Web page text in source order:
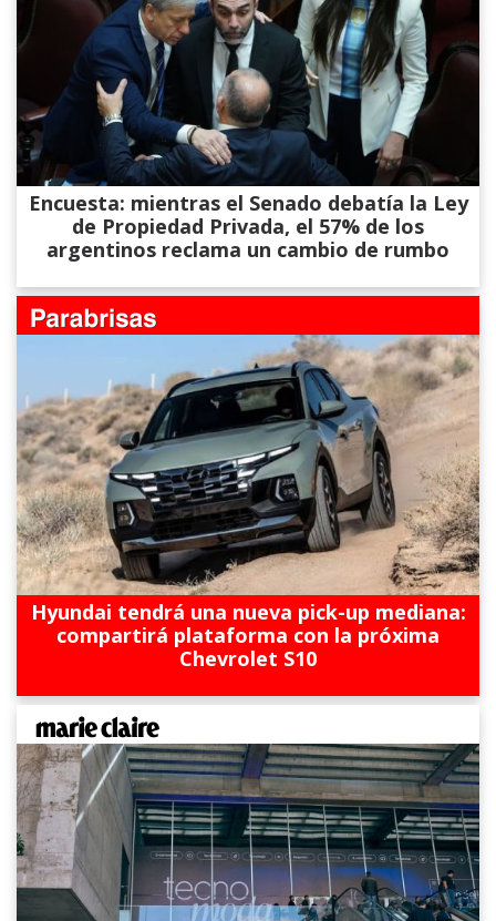
Encuesta: mientras el Senado debatía la Ley
de Propiedad Privada, el 57% de los
argentinos reclama un cambio de rumbo
Hyundai tendrá una nueva pick-up mediana:
compartirá plataforma con la próxima
Chevrolet S10